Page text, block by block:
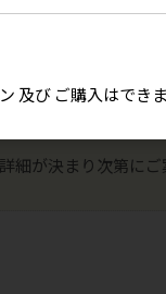
スト運用中です。
ているお客様につ
はご利用いただけ
細が決まり次第に
及び ご購入はでき